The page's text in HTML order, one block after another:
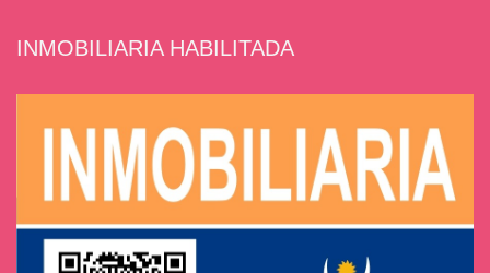
INMOBILIARIA HABILITADA